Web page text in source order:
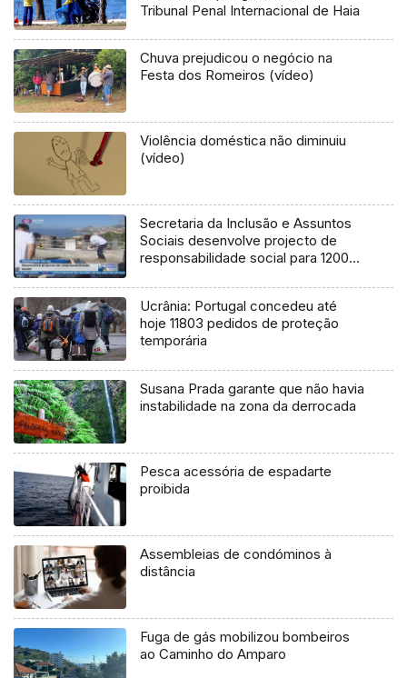
Tribunal Penal Internacional de Haia
Chuva prejudicou o negócio na
Festa dos Romeiros (vídeo)
Violência doméstica não diminuiu
(vídeo)
Secretaria da Inclusão e Assuntos
Sociais desenvolve projecto de
responsabilidade social para 1200
Ucrânia: Portugal concedeu até
hoje 11803 pedidos de proteção
temporária
Susana Prada garante que não havia
instabilidade na zona da derrocada
Pesca acessória de espadarte
proibida
Assembleias de condóminos à
distância
Fuga de gás mobilizou bombeiros
ao Caminho do Amparo